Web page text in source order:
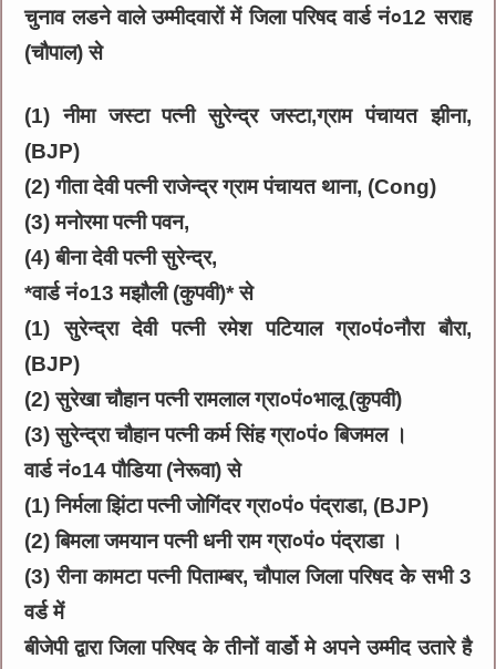
चुनाव लडने वाले उम्मीदवारों में जिला परिषद वार्ड नं०12 सराह
(चौपाल) से
(1) नीमा जस्टा पत्नी सुरेन्द्र जस्टा,ग्राम पंचायत झीना,
(BJP)
(2) गीता देवी पत्नी राजेन्द्र ग्राम पंचायत थाना, (Cong)
(3) मनोरमा पत्नी पवन,
(4) बीना देवी पत्नी सुरेन्द्र,
*वार्ड नं०13 मझौली (कुपवी)* से
(1) सुरेन्द्रा देवी पत्नी रमेश पटियाल ग्रा०पं०नौरा बौरा,
(BJP)
(2) सुरेखा चौहान पत्नी रामलाल ग्रा०पं०भालू (कुपवी)
(3) सुरेन्द्रा चौहान पत्नी कर्म सिंह ग्रा०पं० बिजमल ।
वार्ड नं०14 पौडिया (नेरूवा) से
(1) निर्मला झिंटा पत्नी जोगिंदर ग्रा०पं० पंद्राडा, (BJP)
(2) बिमला जमयान पत्नी धनी राम ग्रा०पं० पंद्राडा ।
(3) रीना कामटा पत्नी पिताम्बर, चौपाल जिला परिषद केे सभी 3
वर्ड में
बीजेपी द्वारा जिला परिषद के तीनों वार्डो मे अपने उम्मीद उतारे है